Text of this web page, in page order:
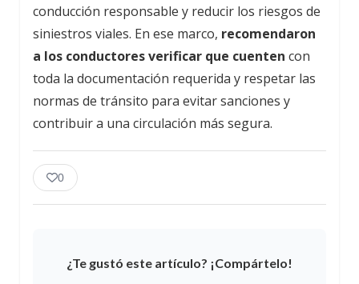
conducción responsable y reducir los riesgos de
siniestros viales. En ese marco, recomendaron
a los conductores verificar que cuenten con
toda la documentación requerida y respetar las
normas de tránsito para evitar sanciones y
contribuir a una circulación más segura.
0
¿Te gustó este artículo? ¡Compártelo!